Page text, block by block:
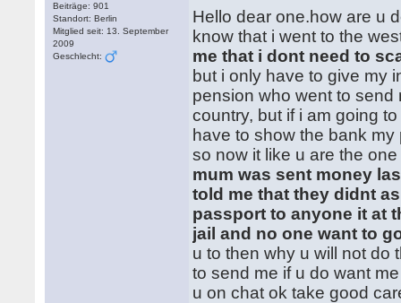
Beiträge: 901
Standort: Berlin
Mitglied seit: 13. September
2009
Geschlecht:
Hello dear one.how are u
know that i went to the
me that i dont need to
but i only have to give my
pension who went to send
country, but if i am going
have to show the bank
so now it like u are the
mum was sent money
told me that they didnt
passport to anyone it at
jail and no one want to
u to then why u will not do
to send me if u do want
u on chat ok take good